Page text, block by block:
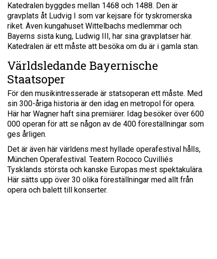
Katedralen byggdes mellan 1468 och 1488. Den är
gravplats åt Ludvig I som var kejsare för tyskromerska
riket. Även kungahuset Wittelbachs medlemmar och
Bayerns sista kung, Ludwig III, har sina gravplatser här.
Katedralen är ett måste att besöka om du är i gamla stan.
Världsledande Bayernische
Staatsoper
För den musikintresserade är statsoperan ett måste. Med
sin 300-åriga historia är den idag en metropol för opera.
Här har Wagner haft sina premiärer. Idag besöker över 600
000 operan för att se någon av de 400 föreställningar som
ges årligen.
Det är även här världens mest hyllade operafestival hålls,
München Operafestival. Teatern Rococo Cuvilliés
Tysklands största och kanske Europas mest spektakulära.
Här sätts upp över 30 olika föreställningar med allt från
opera och balett till konserter.